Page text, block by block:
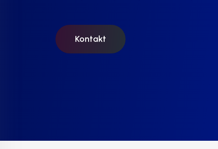
Kontakt
Kontakt
Kontakt